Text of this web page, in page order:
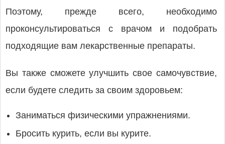
Поэтому, прежде всего, необходимо
проконсультироваться с врачом и подобрать
подходящие вам лекарственные препараты.
Вы также сможете улучшить свое самочувствие,
если будете следить за своим здоровьем:
Заниматься физическими упражнениями.
Бросить курить, если вы курите.